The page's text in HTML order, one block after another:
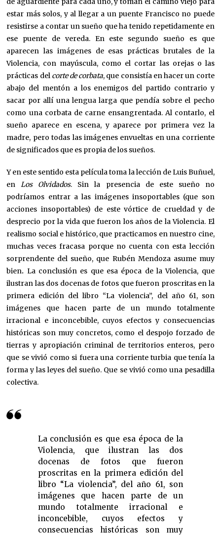
estar más solos, y al llegar a un puente Francisco no puede
resistirse a contar un sueño que ha tenido repetidamente en
ese puente de vereda. En este segundo sueño es que
aparecen las imágenes de esas prácticas brutales de la
Violencia, con mayúscula, como el cortar las orejas o las
prácticas del corte de corbata, que consistía en hacer un corte
abajo del mentón a los enemigos del partido contrario y
sacar por allí una lengua larga que pendía sobre el pecho
como una corbata de carne ensangrentada. Al contarlo, el
sueño aparece en escena, y aparece por primera vez la
madre, pero todas las imágenes envueltas en una corriente
de significados que es propia de los sueños.
Y en este sentido esta película toma la lección de Luis Buñuel,
enLos Olvidados. Sin la presencia de este sueño no
podríamos entrar a las imágenes insoportables (que son
acciones insoportables) de este vórtice de crueldad y de
desprecio por la vida que fueron los años de la Violencia. El
realismo social e histórico, que practicamos en nuestro cine,
muchas veces fracasa porque no cuenta con esta lección
sorprendente del sueño, que Rubén Mendoza asume muy
bien. La conclusión es que esa época de la Violencia, que
ilustran las dos docenas de fotos que fueron proscritas en la
primera edición del libro “La violencia”, del año 61, son
imágenes que hacen parte de un mundo totalmente
irracional e inconcebible, cuyos efectos y consecuencias
históricas son muy concretos, como el despojo forzado de
tierras y apropiación criminal de territorios enteros, pero
que se vivió como si fuera una corriente turbia que tenía la
forma y las leyes del sueño. Que se vivió como una pesadilla
colectiva.
La conclusión es que esa época de la
Violencia, que ilustran las dos
docenas de fotos que fueron
proscritas en la primera edición del
libro “La violencia”, del año 61, son
imágenes que hacen parte de un
mundo totalmente irracional e
inconcebible, cuyos efectos y
consecuencias históricas son muy